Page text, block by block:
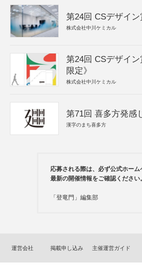
第24回 CSデザイ
株式会社中川ケミカル
第24回 CSデザイ
限定》
株式会社中川ケミカル
第71回 喜多方発感
漢字のまち喜多方
応募される際は、必ず公式ホーム
最新の開催情報をご確認ください
「登竜門」編集部
運営会社 掲載申し込み 主催運営ガイド